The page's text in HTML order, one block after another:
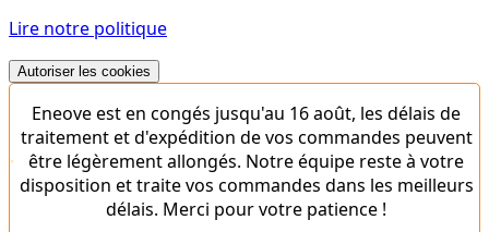
Lire notre politique
Autoriser les cookies
Eneove est en congés jusqu'au 16 août, les délais de
traitement et d'expédition de vos commandes peuvent
être légèrement allongés. Notre équipe reste à votre
disposition et traite vos commandes dans les meilleurs
délais. Merci pour votre patience !